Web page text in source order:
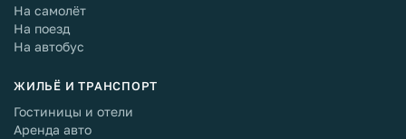
На самолёт
На поезд
На автобус
ЖИЛЬЁ И ТРАНСПОРТ
Гостиницы и отели
Аренда авто